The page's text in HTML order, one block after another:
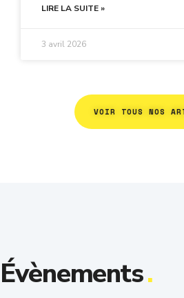
LIRE LA SUITE »
3 avril 2026
VOIR TOUS NOS
Évènements.